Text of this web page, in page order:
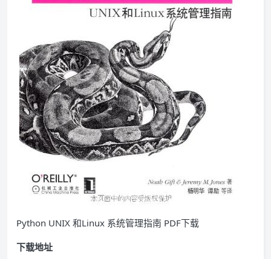
Python UNIX 和Linux 系统管理指南 PDF下载
下载地址